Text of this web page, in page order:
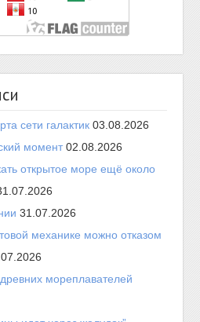
сети галактик 03.08.2026
момент 02.08.2026
открытое море ещё около
31.07.2026
механике можно отказом
мореплавателей